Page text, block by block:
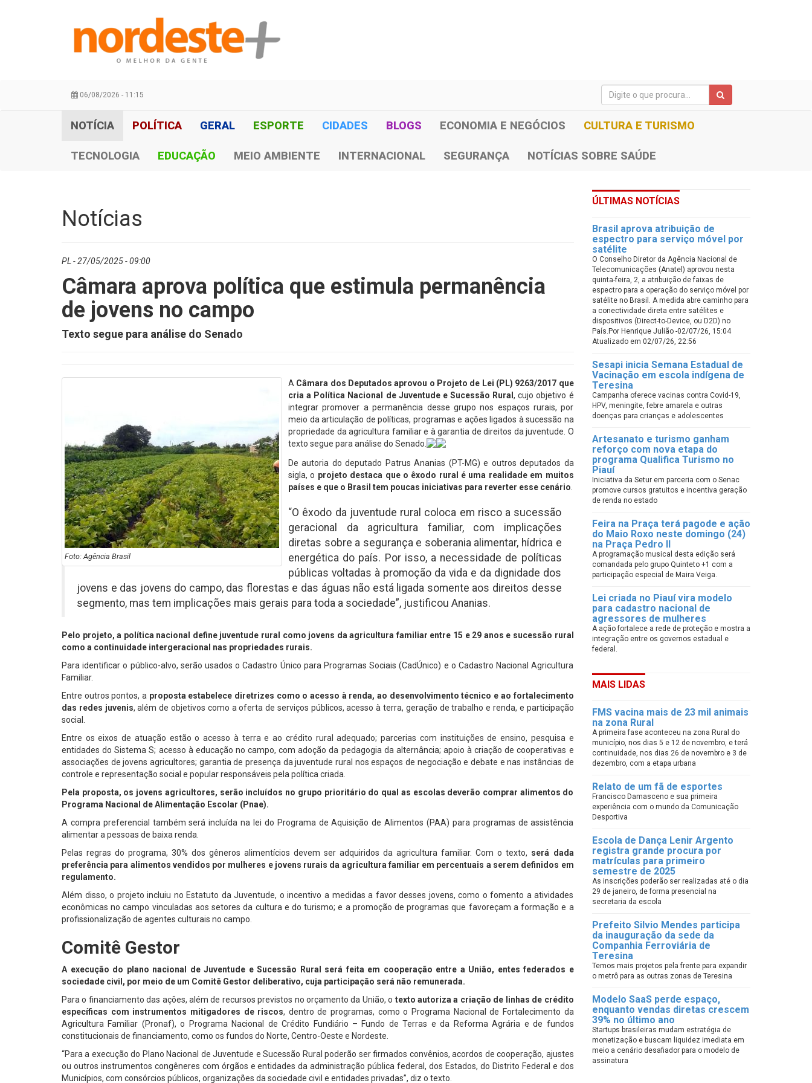
06/08/2026 - 11:15
NOTÍCIA POLÍTICA GERAL ESPORTE CIDADES BLOGS ECONOMIA E NEGÓCIOS CULTURA E TURISMO
TECNOLOGIA EDUCAÇÃO MEIO AMBIENTE INTERNACIONAL SEGURANÇA NOTÍCIAS SOBRE SAÚDE
Notícias
PL - 27/05/2025 - 09:00
Câmara aprova política que estimula permanência
de jovens no campo
Texto segue para análise do Senado
Foto: Agência Brasil
A Câmara dos Deputados aprovou o Projeto de Lei (PL) 9263/2017 que
cria a Política Nacional de Juventude e Sucessão Rural, cujo objetivo é
integrar promover a permanência desse grupo nos espaços rurais, por
meio da articulação de políticas, programas e ações ligados à sucessão na
propriedade da agricultura familiar e à garantia de direitos da juventude. O
texto segue para análise do Senado.
De autoria do deputado Patrus Ananias (PT-MG) e outros deputados da
sigla, o projeto destaca que o êxodo rural é uma realidade em muitos
países e que o Brasil tem poucas iniciativas para reverter esse cenário
“O êxodo da juventude rural coloca em risco a sucessão
geracional da agricultura familiar, com implicações
diretas sobre a segurança e soberania alimentar, hídrica e
energética do país. Por isso, a necessidade de políticas
públicas voltadas à promoção da vida e da dignidade dos
jovens e das jovens do campo, das florestas e das águas não está ligada somente aos direitos desse
segmento, mas tem implicações mais gerais para toda a sociedade”, justificou Ananias.
Pelo projeto, a política nacional define juventude rural como jovens da agricultura familiar entre 15 e 29 anos e sucessão rural
como a continuidade intergeracional nas propriedades rurais.
Para identificar o público-alvo, serão usados o Cadastro Único para Programas Sociais (CadÚnico) e o Cadastro Nacional Agricultura
Familiar.
Entre outros pontos, a proposta estabelece diretrizes como o acesso à renda, ao desenvolvimento técnico e ao fortalecimento
das redes juvenis, além de objetivos como a oferta de serviços públicos, acesso à terra, geração de trabalho e renda, e participação
social.
Entre os eixos de atuação estão o acesso à terra e ao crédito rural adequado; parcerias com instituições de ensino, pesquisa e
entidades do Sistema S; acesso à educação no campo, com adoção da pedagogia da alternância; apoio à criação de cooperativas e
associações de jovens agricultores; garantia de presença da juventude rural nos espaços de negociação e debate e nas instâncias de
controle e representação social e popular responsáveis pela política criada.
Pela proposta, os jovens agricultores, serão incluídos no grupo prioritário do qual as escolas deverão comprar alimentos do
Programa Nacional de Alimentação Escolar (Pnae).
A compra preferencial também será incluída na lei do Programa de Aquisição de Alimentos (PAA) para programas de assistência
alimentar a pessoas de baixa renda.
Pelas regras do programa, 30% dos gêneros alimentícios devem ser adquiridos da agricultura familiar. Com o texto, será dada
preferência para alimentos vendidos por mulheres e jovens rurais da agricultura familiar em percentuais a serem definidos em
regulamento.
Além disso, o projeto incluiu no Estatuto da Juventude, o incentivo a medidas a favor desses jovens, como o fomento a atividades
econômicas no campo vinculadas aos setores da cultura e do turismo; e a promoção de programas que favoreçam a formação e a
profissionalização de agentes culturais no campo.
Comitê Gestor
A execução do plano nacional de Juventude e Sucessão Rural será feita em cooperação entre a União, entes federados e
sociedade civil, por meio de um Comitê Gestor deliberativo, cuja participação será não remunerada.
Para o financiamento das ações, além de recursos previstos no orçamento da União, o texto autoriza a criação de linhas de crédito
específicas com instrumentos mitigadores de riscos, dentro de programas, como o Programa Nacional de Fortalecimento da
Agricultura Familiar (Pronaf), o Programa Nacional de Crédito Fundiário – Fundo de Terras e da Reforma Agrária e de fundos
constitucionais de financiamento, como os fundos do Norte, Centro-Oeste e Nordeste.
“Para a execução do Plano Nacional de Juventude e Sucessão Rural poderão ser firmados convênios, acordos de cooperação, ajustes
ou outros instrumentos congêneres com órgãos e entidades da administração pública federal, dos Estados, do Distrito Federal e dos
Municípios, com consórcios públicos, organizações da sociedade civil e entidades privadas”, diz o texto.
ÚLTIMAS NOTÍCIAS
Brasil aprova atribuição de
espectro para serviço móvel por
satélite
O Conselho Diretor da Agência Nacional de
Telecomunicações (Anatel) aprovou nesta
quinta-feira, 2, a atribuição de faixas de
espectro para a operação do serviço móvel por
satélite no Brasil. A medida abre caminho para
a conectividade direta entre satélites e
dispositivos (Direct-to-Device, ou D2D) no
País.Por Henrique Julião -02/07/26, 15:04
Atualizado em 02/07/26, 22:56
Sesapi inicia Semana Estadual de
Vacinação em escola indígena de
Teresina
Campanha oferece vacinas contra Covid-19,
HPV, meningite, febre amarela e outras
doenças para crianças e adolescentes
Artesanato e turismo ganham
reforço com nova etapa do
programa Qualifica Turismo no
Piauí
Iniciativa da Setur em parceria com o Senac
promove cursos gratuitos e incentiva geração
de renda no estado
Feira na Praça terá pagode e ação
do Maio Roxo neste domingo (24)
na Praça Pedro II
A programação musical desta edição será
comandada pelo grupo Quinteto +1 com a
participação especial de Maira Veiga.
Lei criada no Piauí vira modelo
para cadastro nacional de
agressores de mulheres
A ação fortalece a rede de proteção e mostra a
integração entre os governos estadual e
federal.
MAIS LIDAS
FMS vacina mais de 23 mil animais
na zona Rural
A primeira fase aconteceu na zona Rural do
município, nos dias 5 e 12 de novembro, e terá
continuidade, nos dias 26 de novembro e 3 de
dezembro, com a etapa urbana
Relato de um fã de esportes
Francisco Damasceno e sua primeira
experiência com o mundo da Comunicação
Desportiva
Escola de Dança Lenir Argento
registra grande procura por
matrículas para primeiro
semestre de 2025
As inscrições poderão ser realizadas até o dia
29 de janeiro, de forma presencial na
secretaria da escola
Prefeito Silvio Mendes participa
da inauguração da sede da
Companhia Ferroviária de
Teresina
Temos mais projetos pela frente para expandir
o metrô para as outras zonas de Teresina
Modelo SaaS perde espaço,
enquanto vendas diretas crescem
39% no último ano
Startups brasileiras mudam estratégia de
monetização e buscam liquidez imediata em
meio a cenário desafiador para o modelo de
assinatura